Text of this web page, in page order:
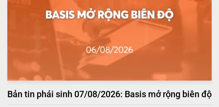
Bản tin phái sinh 07/08/2026: Basis mở rộng biên độ